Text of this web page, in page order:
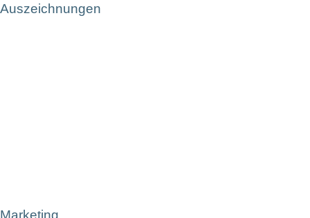
Auszeichnungen
Marketing